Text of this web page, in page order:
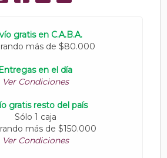
gratis en C.A.B.A.
más de $80.000
Entregas en el día
Ver Condiciones
gratis resto del país
Sólo 1 caja
más de $150.000
Ver Condiciones